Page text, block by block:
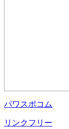
パワスポコム
リンクフリー